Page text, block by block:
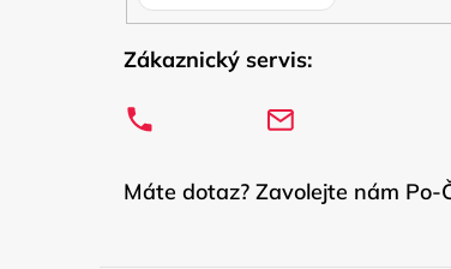
Zákaznický servis:
Máte dotaz? Zavolejte nám